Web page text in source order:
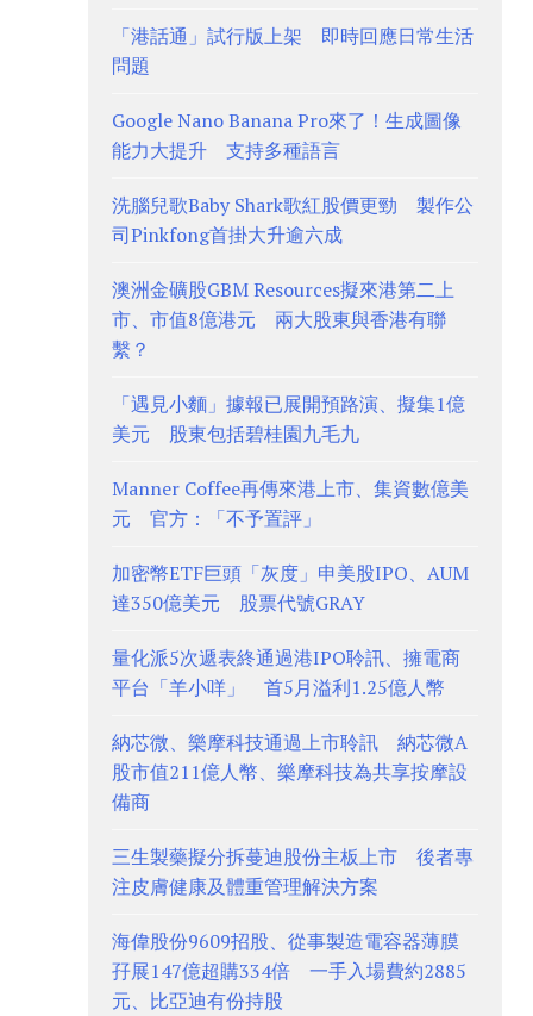
「港話通」試行版上架 即時回應日常生活
問題
Google Nano Banana Pro來了！生成圖像
能力大提升 支持多種語言
洗腦兒歌Baby Shark歌紅股價更勁 製作公
司Pinkfong首掛大升逾六成
澳洲金礦股GBM Resources擬來港第二上
市、市值8億港元 兩大股東與香港有聯
繫？
「遇見小麵」據報已展開預路演、擬集1億
美元 股東包括碧桂園九毛九
Manner Coffee再傳來港上市、集資數億美
元 官方：「不予置評」
加密幣ETF巨頭「灰度」申美股IPO、AUM
達350億美元 股票代號GRAY
量化派5次遞表終通過港IPO聆訊、擁電商
平台「羊小咩」 首5月溢利1.25億人幣
納芯微、樂摩科技通過上市聆訊 納芯微A
股市值211億人幣、樂摩科技為共享按摩設
備商
三生製藥擬分拆蔓迪股份主板上市 後者專
注皮膚健康及體重管理解決方案
海偉股份9609招股、從事製造電容器薄膜
孖展147億超購334倍 一手入場費約2885
元、比亞迪有份持股